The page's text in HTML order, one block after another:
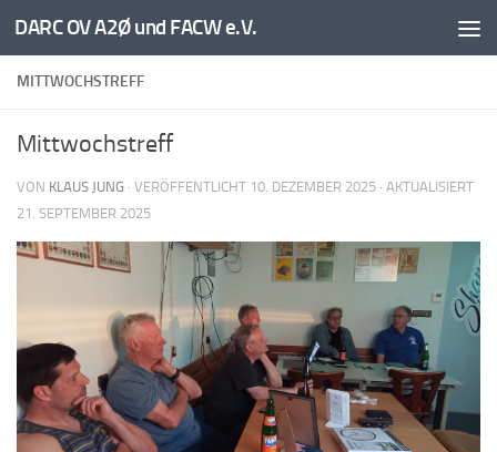
Unter dem Inhalt
DARC OV A2Ø und FACW e.V.
MITTWOCHSTREFF
Mittwochstreff
VON KLAUS JUNG · VERÖFFENTLICHT 10. DEZEMBER 2025 · AKTUALISIERT
21. SEPTEMBER 2025